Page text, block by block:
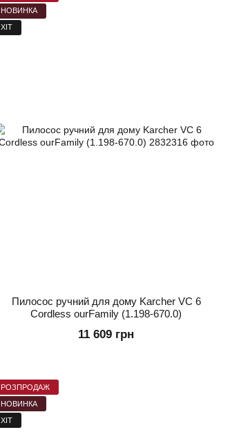
НОВИНКА
ХІТ
Пилосос ручний для дому Karcher VC 6
Cordless ourFamily (1.198-670.0)
11 609 грн
РОЗПРОДАЖ
НОВИНКА
ХІТ